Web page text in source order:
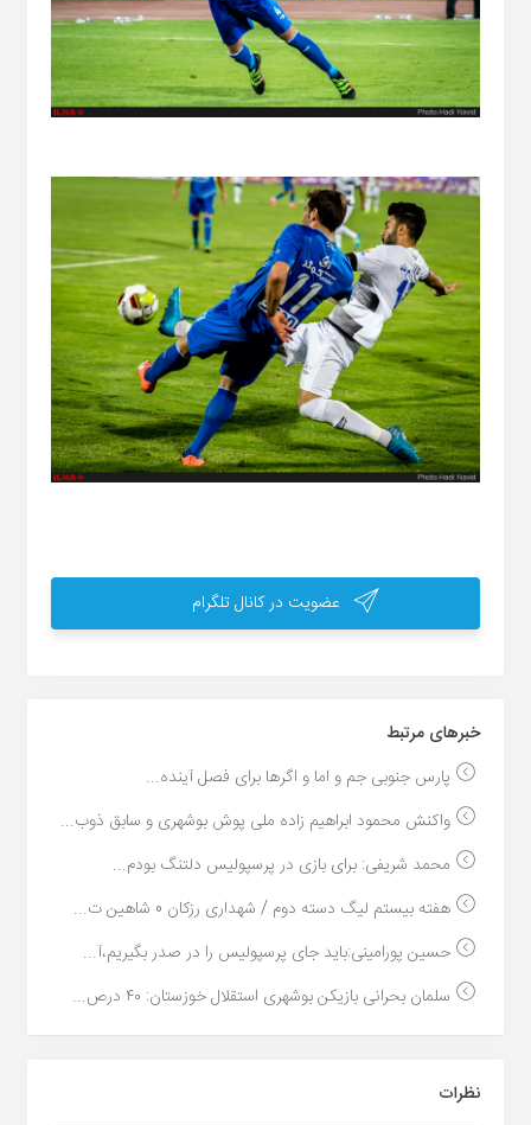
عضویت در کانال تلگرام
خبر‌های مرتبط
پارس جنوبی جم و اما و اگرها برای فصل آینده...
واکنش محمود ابراهیم زاده ملی پوش بوشهری و سابق ذوب...
محمد شریفی: برای بازی در پرسپولیس دلتنگ بودم...
هفته بیستم لیگ دسته دوم / شهداری رزکان 0 شاهین ت...
حسین پورامینی:باید جای پرسپولیس را در صدر بگیریم،آ...
سلمان بحرانی بازیکن بوشهری استقلال خوزستان: ۴٠ درص...
نظرات